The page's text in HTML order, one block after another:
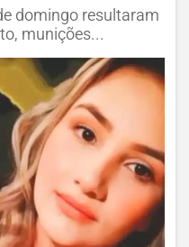
domingo resultaram
munições...